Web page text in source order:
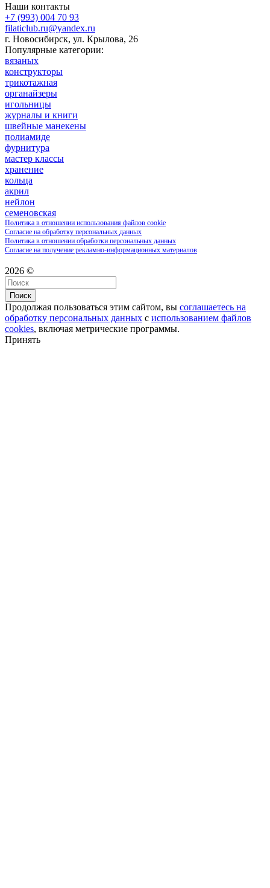
Наши контакты
+7 (993) 004 70 93
filaticlub.ru@yandex.ru
г. Новосибирск, ул. Крылова, 26
Популярные категории:
вязаных
конструкторы
трикотажная
органайзеры
игольницы
журналы и книги
швейные манекены
полиамиде
фурнитура
мастер классы
хранение
кольца
акрил
нейлон
семеновская
Политика в отношении использования файлов cookie
Согласие на обработку персональных данных
Политика в отношении обработки персональных данных
Согласие на получение рекламно-информационных материалов
2026 ©
Поиск
Продолжая пользоваться этим сайтом, вы соглашаетесь на
обработку персональных данных с использованием файлов
cookies, включая метрические программы.
Принять